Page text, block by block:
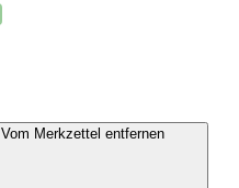
Vom Merkzettel entfernen